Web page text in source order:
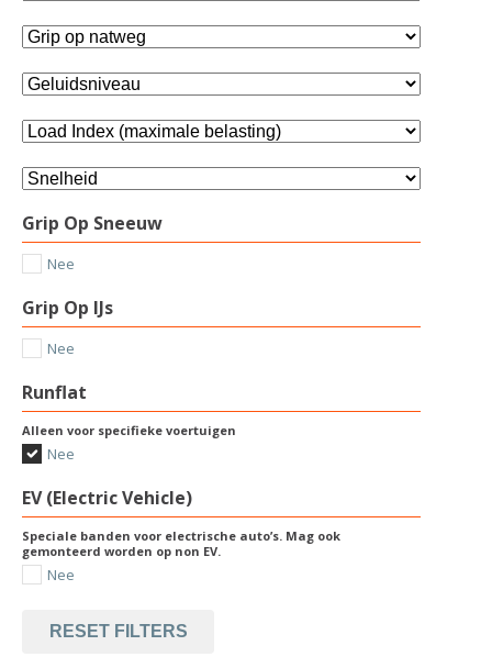
Grip Op Sneeuw
Nee
Grip Op IJs
Nee
Runflat
Alleen voor specifieke voertuigen
Nee
EV (Electric Vehicle)
Speciale banden voor electrische auto’s. Mag ook
gemonteerd worden op non EV.
Nee
RESET FILTERS